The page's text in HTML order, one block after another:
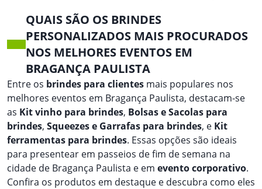
QUAIS SÃO OS BRINDES
PERSONALIZADOS MAIS PROCURADOS
NOS MELHORES EVENTOS EM
BRAGANÇA PAULISTA
Entre os brindes para clientes mais populares nos
melhores eventos em Bragança Paulista, destacam-se
as Kit vinho para brindes, Bolsas e Sacolas para
brindes, Squeezes e Garrafas para brindes, e Kit
ferramentas para brindes. Essas opções são ideais
para presentear em passeios de fim de semana na
cidade de Bragança Paulista e em evento corporativo.
Confira os produtos em destaque e descubra como eles